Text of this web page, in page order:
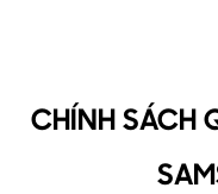
CHÍNH SÁCH